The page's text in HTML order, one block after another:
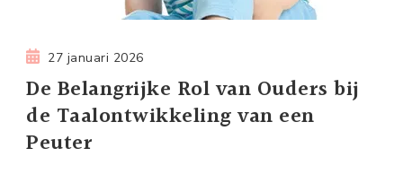
27 januari 2026
De Belangrijke Rol van Ouders bij
de Taalontwikkeling van een
Peuter